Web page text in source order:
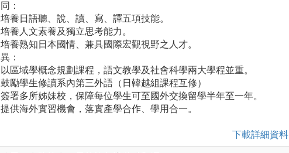
同：
培養日語聽、說、讀、寫、譯五項技能。
培養人文素養及獨立思考能力。
培養熟知日本國情、兼具國際宏觀視野之人才。
異：
以區域學概念規劃課程，語文教學及社會科學兩大學程並重。
鼓勵學生修讀系內第三外語（日韓越組課程互修）
簽署多所姊妹校，保障每位學生可至國外交換留學半年至一年。
提供海外實習機會，落實產學合作、學用合一。
下載詳細資料